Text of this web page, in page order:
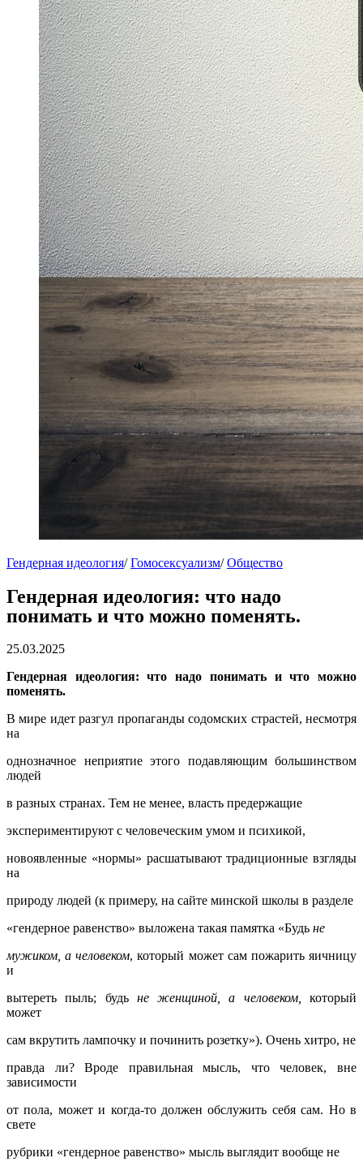
Гендерная идеология/Гомосексуализм/Общество
Гендерная идеология: что надо
понимать и что можно поменять.
25.03.2025
Гендерная идеология: что надо понимать и что можно
поменять.
В мире идет разгул пропаганды содомских страстей, несмотря
на
однозначное неприятие этого подавляющим большинством
людей
в разных странах. Тем не менее, власть предержащие
экспериментируют с человеческим умом и психикой,
новоявленные «нормы» расшатывают традиционные взгляды
на
природу людей (к примеру, на сайте минской школы в разделе
«гендерное равенство» выложена такая памятка «Будь не
мужиком, а человеком, который может сам пожарить яичницу
и
вытереть пыль; будь не женщиной, а человеком,который
может
сам вкрутить лампочку и починить розетку»). Очень хитро, не
правда ли? Вроде правильная мысль, что человек, вне
зависимости
от пола, может и когда-то должен обслужить себя сам. Но в
свете
рубрики «гендерное равенство» мысль выглядит вообще не